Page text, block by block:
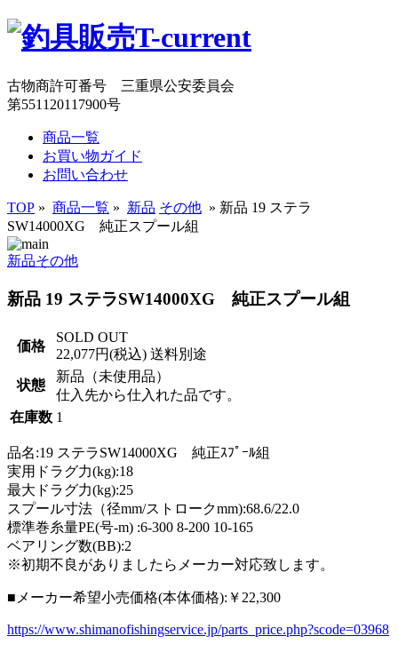
古物商許可番号 三重県公安委員会
第551120117900号
商品一覧
お買い物ガイド
お問い合わせ
TOP » 商品一覧 » 新品 その他 » 新品 19 ステラ
SW14000XG 純正スプール組
新品その他
新品 19 ステラSW14000XG 純正スプール組
価格
SOLD OUT
22,077円(税込) 送料別途
状態
新品（未使用品）
仕入先から仕入れた品です。
在庫数 1
品名:19 ステラSW14000XG 純正ｽﾌﾟｰﾙ組
実用ドラグ力(kg):18
最大ドラグ力(kg):25
スプール寸法（径mm/ストロークmm):68.6/22.0
標準巻糸量PE(号-m) :6-300 8-200 10-165
ベアリング数(BB):2
※初期不良がありましたらメーカー対応致します。
■メーカー希望小売価格(本体価格):￥22,300
https://www.shimanofishingservice.jp/parts_price.php?scode=03968